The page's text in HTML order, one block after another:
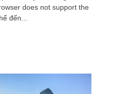
does not support the
đến...